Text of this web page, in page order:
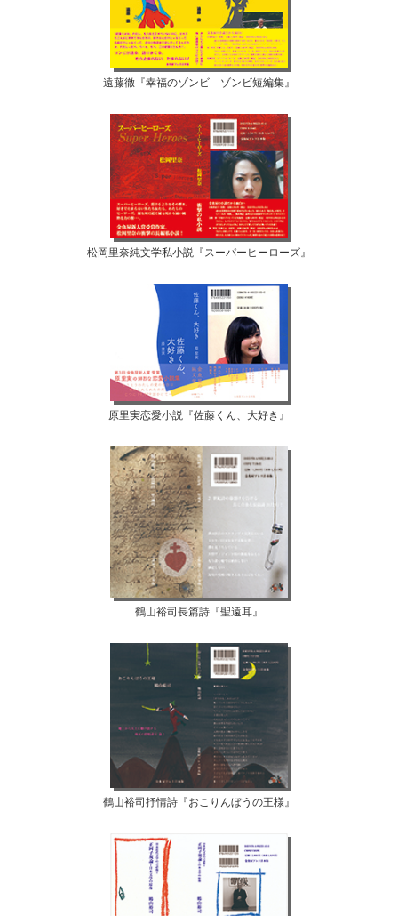
遠藤徹『幸福のゾンビ ゾンビ短編集』
松岡里奈純文学私小説『スーパーヒーローズ』
原里実恋愛小説『佐藤くん、大好き』
鶴山裕司長篇詩『聖遠耳』
鶴山裕司抒情詩『おこりんぼうの王様』